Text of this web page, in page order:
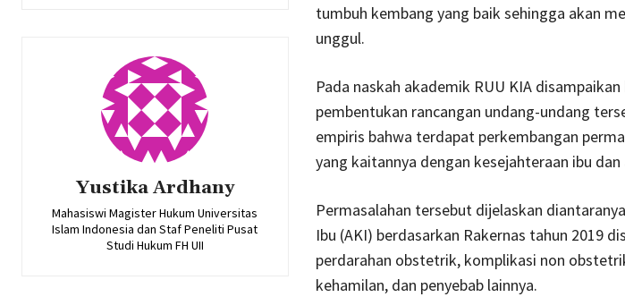
Yustika Ardhany
Mahasiswi Magister Hukum Universitas
Islam Indonesia dan Staf Peneliti Pusat
Studi Hukum FH UII
tumbuh kembang yang baik sehingga akan
unggul.
Pada naskah akademik RUU KIA
pembentukan rancangan undang-undang
empiris bahwa terdapat perkembangan
yang kaitannya dengan kesejahteraan ibu dan
Permasalahan tersebut dijelaskan diantaranya
Ibu (AKI) berdasarkan Rakernas tahun 2019
perdarahan obstetrik, komplikasi non
kehamilan, dan penyebab lainnya.